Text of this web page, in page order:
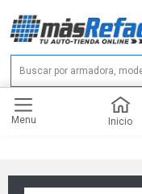
Menu Inicio